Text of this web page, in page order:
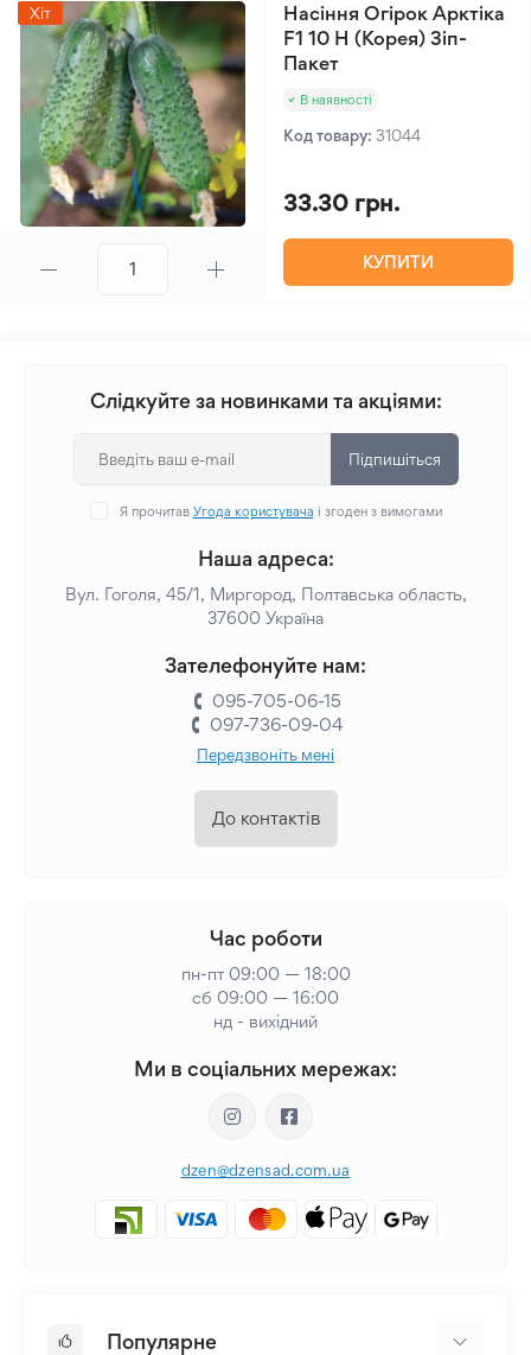
Хіт
Насіння Огірок Арктіка
F1 10 Н (Корея) Зіп-
Пакет
В наявності
Код товару: 31044
33.30 грн.
КУПИТИ
Слідкуйте за новинками та акціями:
Підпишіться
Я прочитав Угода користувача і згоден з вимогами
Наша адреса:
Вул. Гоголя, 45/1, Миргород, Полтавська область,
37600 Україна
Зателефонуйте нам:
095-705-06-15
097-736-09-04
Передзвоніть мені
До контактів
Час роботи
пн-пт 09:00 — 18:00
сб 09:00 — 16:00
нд - вихідний
Ми в соціальних мережах:
dzen@dzensad.com.ua
Популярне